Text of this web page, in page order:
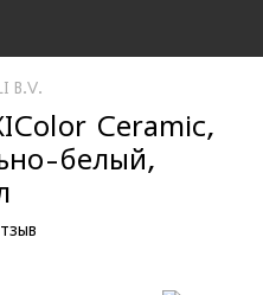
B.V.
Ceramic,
белый,